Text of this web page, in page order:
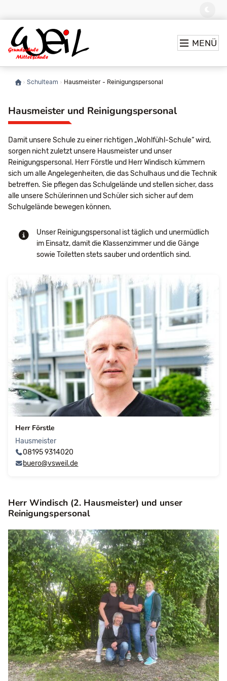
MENÜ
Schulteam Hausmeister - Reinigungspersonal
Hausmeister und Reinigungspersonal
Damit unsere Schule zu einer richtigen „Wohlfühl-Schule“ wird,
sorgen nicht zuletzt unsere Hausmeister und unser
Reinigungspersonal. Herr Förstle und Herr Windisch kümmern
sich um alle Angelegenheiten, die das Schulhaus und die Technik
betreffen. Sie pflegen das Schulgelände und stellen sicher, dass
alle unsere Schülerinnen und Schüler sich sicher auf dem
Schulgelände bewegen können.
Unser Reinigungspersonal ist täglich und unermüdlich
im Einsatz, damit die Klassenzimmer und die Gänge
sowie Toiletten stets sauber und ordentlich sind.
Herr Förstle
Hausmeister
08195 9314020
buero@vsweil.de
Herr Windisch (2. Hausmeister) und unser
Reinigungspersonal